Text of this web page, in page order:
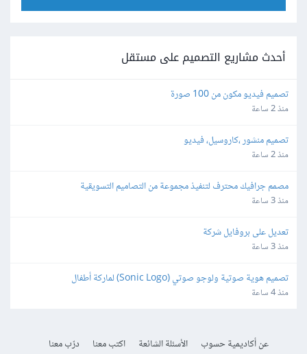
أحدث مشاريع التصميم على مستقل
تصميم فيديو مكون من 100 صورة
منذ 2 ساعة
تصميم منشور ،كاروسيل، فيديو
منذ 2 ساعة
مصمم جرافيك محترف لتنفيذ مجموعة من التصاميم التسويقية
منذ 3 ساعة
تعديل على بروفايل شركة
منذ 3 ساعة
تصميم هوية صوتية ولوجو صوتي (Sonic Logo) لماركة أطفال
منذ 4 ساعة
عن أكاديمية حسوب الأسئلة الشائعة اكتب معنا
درّب معنا